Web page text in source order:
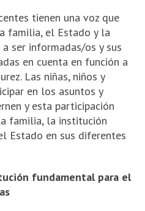
tienen una voz que
familia, el Estado y la
ser informadas/os y sus
en cuenta en función a
Las niñas, niños y
en los asuntos y
y esta participación
familia, la institución
Estado en sus diferentes
fundamental para el